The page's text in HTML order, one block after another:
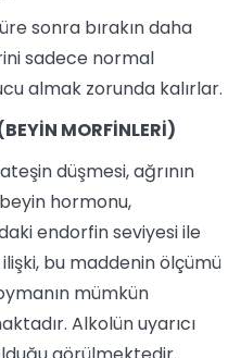
sonra bırakın daha
sadece normal
almak zorunda kalırlar.
MORFİNLERİ)
düşmesi, ağrının
hormonu,
endorfin seviyesi ile
ilişki, bu maddenin ölçümü
mümkün
Alkolün uyarıcı